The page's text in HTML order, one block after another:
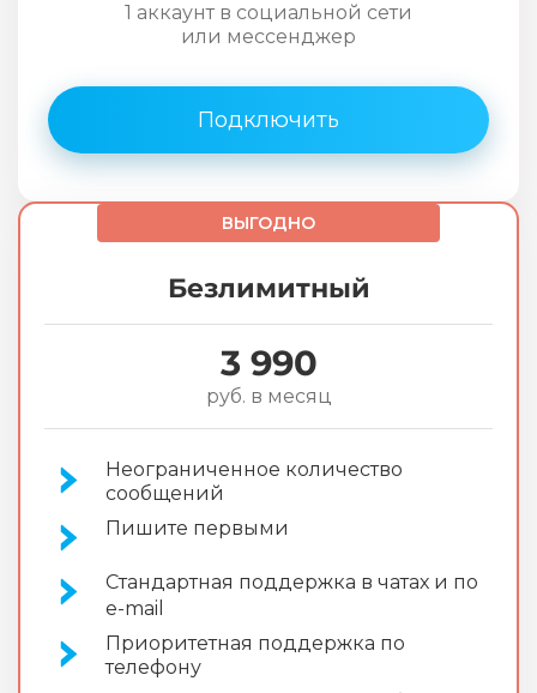
1 аккаунт в социальной сети
или мессенджер
Подключить
ВЫГОДНО
Безлимитный
3 990
руб. в месяц
Неограниченное количество
сообщений
Пишите первыми
Стандартная поддержка в чатах и по
e-mail
Приоритетная поддержка по
телефону